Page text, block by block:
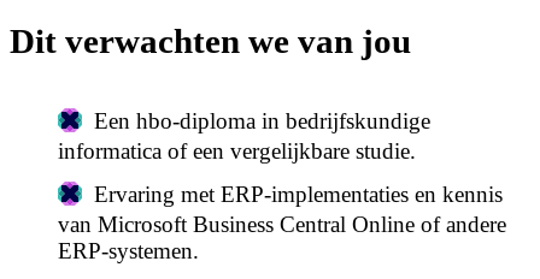
Dit verwachten we van jou
Een hbo-diploma in bedrijfskundige
informatica of een vergelijkbare studie.
Ervaring met ERP-implementaties en kennis
van Microsoft Business Central Online of andere
ERP-systemen.